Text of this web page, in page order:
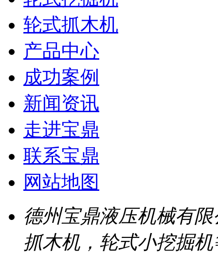
轮式抓木机
产品中心
成功案例
新闻资讯
走进宝鼎
联系宝鼎
网站地图
德州宝鼎液压机械有
抓木机，轮式小挖掘